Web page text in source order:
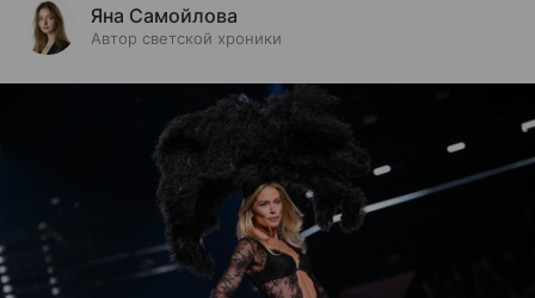
Яна Самойлова
Автор светской хроники